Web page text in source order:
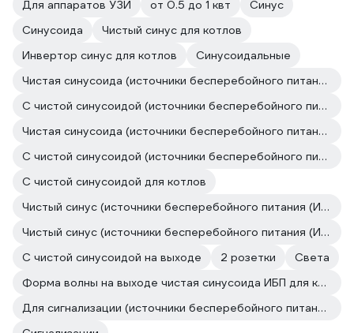
Для аппаратов УЗИ от 0.5 до 1 квт
Синус
Синусоида
Чистый синус для котлов
Инвертор синус для котлов
Синусоидальные
Чистая синусоида (источники бесперебойного питания (ИБП, бесперебойники))
С чистой синусоидой (источники бесперебойного питания (ИБП, бесперебойники))
Чистая синусоида (источники бесперебойного питания (ИБП, бесперебойники))
С чистой синусоидой (источники бесперебойного питания (ИБП, бесперебойники))
С чистой синусоидой для котлов
Чистый синус (источники бесперебойного питания (ИБП, бесперебойники))
Чистый синус (источники бесперебойного питания (ИБП, бесперебойники))
С чистой синусоидой на выходе
2 розетки
Света
Форма волны на выходе чистая синусоида ИБП для котла
Для сигнализации (источники бесперебойного питания (ИБП, бесперебойники))